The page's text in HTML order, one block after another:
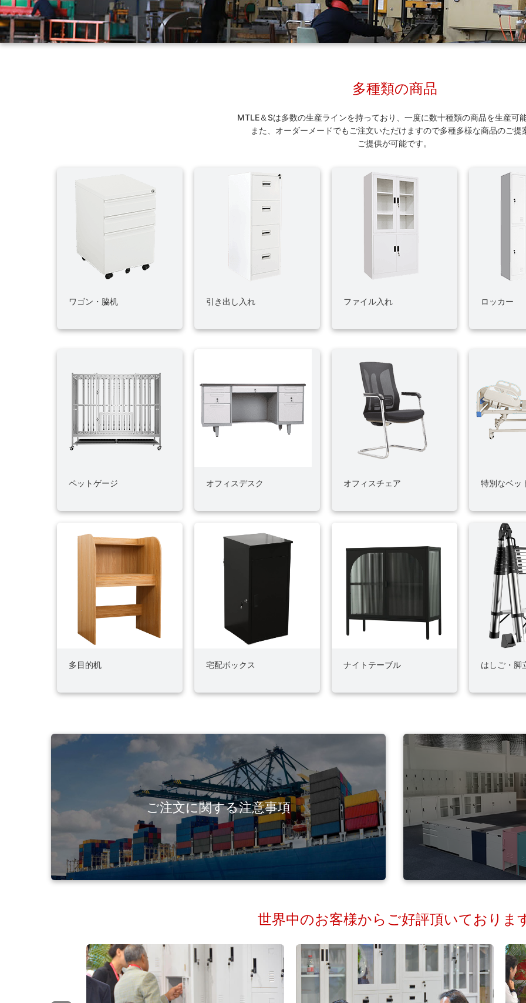
多種類の商品
MTLE＆Sは多数の生産ラインを持っており、一度に数十種類の商品を生産可
また、オーダーメードでもご注文いただけますので多種多様な商品のご提
ご提供が可能です。
ワゴン・脇机 引き出し入れ ファイル入れ ロッカー
ペットゲージ オフィスデスク オフィスチェア 特別なベッ
多目的机 宅配ボックス ナイトテーブル はしご・脚
ご注文に関する注意事項
世界中のお客様からご好評頂いておりま